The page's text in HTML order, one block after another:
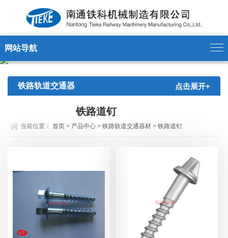
网站导航
铁路轨道交通器 点击展开+
铁路道钉
当前位置：首页 > 产品中心 >铁路轨道交通器材 >铁路道钉